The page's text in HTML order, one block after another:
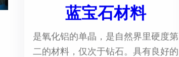
蓝宝石材料
是氧化铝的单晶，是自然界里硬度第
二的材料，仅次于钻石。具有良好的